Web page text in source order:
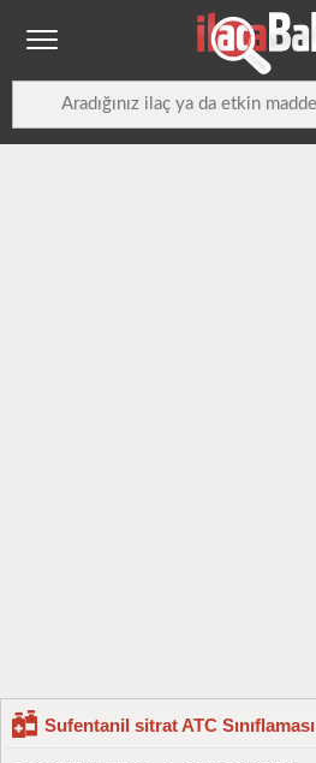
Sufentanil sitrat ATC Sınıflaması